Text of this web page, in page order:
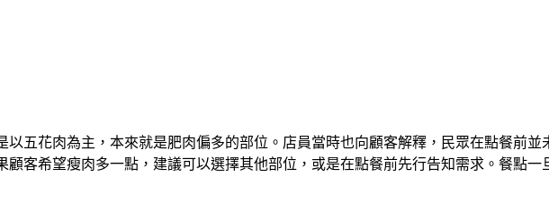
以五花肉為主，本來就是肥肉偏多的部位。店員當時也向顧客解釋，民眾在點餐前
顧客希望瘦肉多一點，建議可以選擇其他部位，或是在點餐前先行告知需求。餐點